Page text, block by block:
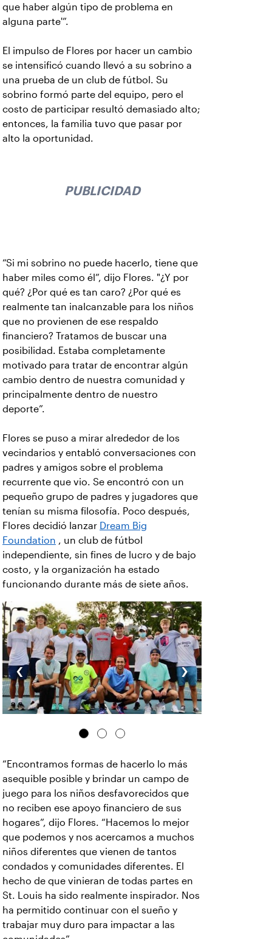
que haber algún tipo de problema en
alguna parte'”.
El impulso de Flores por hacer un cambio
se intensificó cuando llevó a su sobrino a
una prueba de un club de fútbol. Su
sobrino formó parte del equipo, pero el
costo de participar resultó demasiado alto;
entonces, la familia tuvo que pasar por
alto la oportunidad.
PUBLICIDAD
“Si mi sobrino no puede hacerlo, tiene que
haber miles como él”, dijo Flores. "¿Y por
qué? ¿Por qué es tan caro? ¿Por qué es
realmente tan inalcanzable para los niños
que no provienen de ese respaldo
financiero? Tratamos de buscar una
posibilidad. Estaba completamente
motivado para tratar de encontrar algún
cambio dentro de nuestra comunidad y
principalmente dentro de nuestro
deporte”.
Flores se puso a mirar alrededor de los
vecindarios y entabló conversaciones con
padres y amigos sobre el problema
recurrente que vio. Se encontró con un
pequeño grupo de padres y jugadores que
tenían su misma filosofía. Poco después,
Flores decidió lanzar Dream Big
Foundation , un club de fútbol
independiente, sin fines de lucro y de bajo
costo, y la organización ha estado
funcionando durante más de siete años.
‹ ›
“Encontramos formas de hacerlo lo más
asequible posible y brindar un campo de
juego para los niños desfavorecidos que
no reciben ese apoyo financiero de sus
hogares”, dijo Flores. “Hacemos lo mejor
que podemos y nos acercamos a muchos
niños diferentes que vienen de tantos
condados y comunidades diferentes. El
hecho de que vinieran de todas partes en
St. Louis ha sido realmente inspirador. Nos
ha permitido continuar con el sueño y
trabajar muy duro para impactar a las